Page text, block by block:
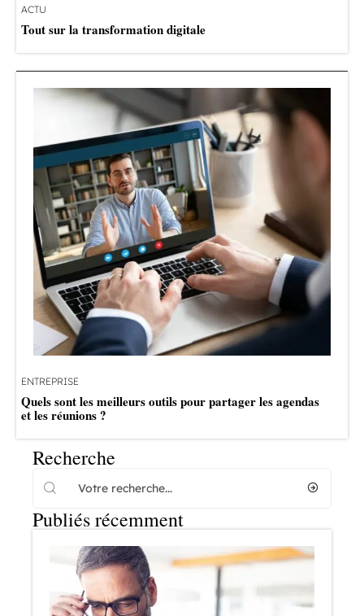
ACTU
Tout sur la transformation digitale
ENTREPRISE
Quels sont les meilleurs outils pour partager les agendas
et les réunions ?
Recherche
Publiés récemment